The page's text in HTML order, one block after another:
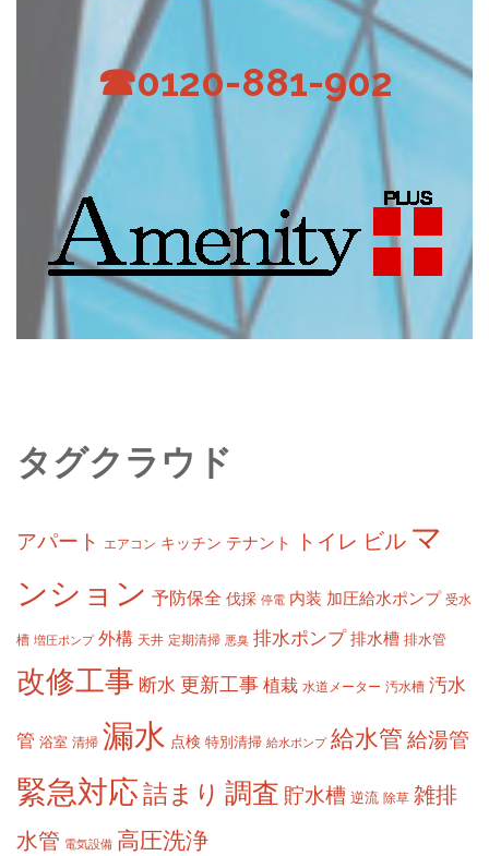
☎0120-881-902
タグクラウド
アパート エアコン キッチン テナント トイレ ビル マ
ンション 予防保全 伐採 停電 内装 加圧給水ポンプ 受水
槽 増圧ポンプ 外構 天井 定期清掃 悪臭 排水ポンプ 排水槽 排水管
改修工事 断水 更新工事 植栽 水道メーター 汚水槽 汚水
管 浴室 清掃 漏水 点検 特別清掃 給水ポンプ 給水管 給湯管
緊急対応詰まり 調査 貯水槽 逆流 除草 雑排
水管 電気設備 高圧洗浄